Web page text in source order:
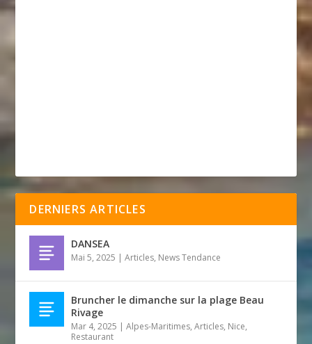
DERNIERS ARTICLES
DANSEA
Mai 5, 2025 |Articles, News Tendance
Bruncher le dimanche sur la plage Beau
Rivage
Mar 4, 2025 |Alpes-Maritimes,Articles, Nice,
Restaurant